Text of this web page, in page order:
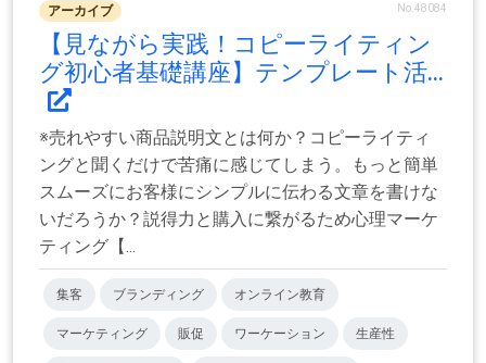
アーカイブ No.48084
【見ながら実践！コピーライティン
グ初心者基礎講座】テンプレート活...
※売れやすい商品説明文とは何か？コピーライティ
ングと聞くだけで苦痛に感じてしまう。もっと簡単
スムーズにお客様にシンプルに伝わる文章を書けな
いだろうか？説得力と購入に繋がるため心理マーケ
ティング【...
集客 ブランディング オンライン教育
マーケティング 販促 ワーケーション 生産性